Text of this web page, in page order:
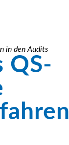
in den Audits
QS-